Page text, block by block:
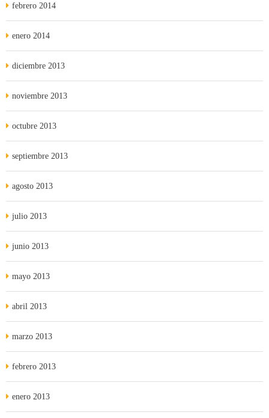
febrero 2014
enero 2014
diciembre 2013
noviembre 2013
octubre 2013
septiembre 2013
agosto 2013
julio 2013
junio 2013
mayo 2013
abril 2013
marzo 2013
febrero 2013
enero 2013